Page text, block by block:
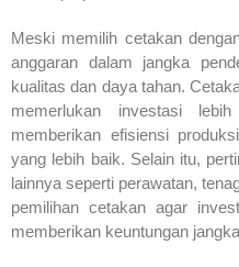
Meski memilih cetakan
anggaran dalam jangka
kualitas dan daya tahan.
memerlukan investasi
memberikan efisiensi
yang lebih baik. Selain itu,
lainnya seperti perawatan,
pemilihan cetakan agar
memberikan keuntungan